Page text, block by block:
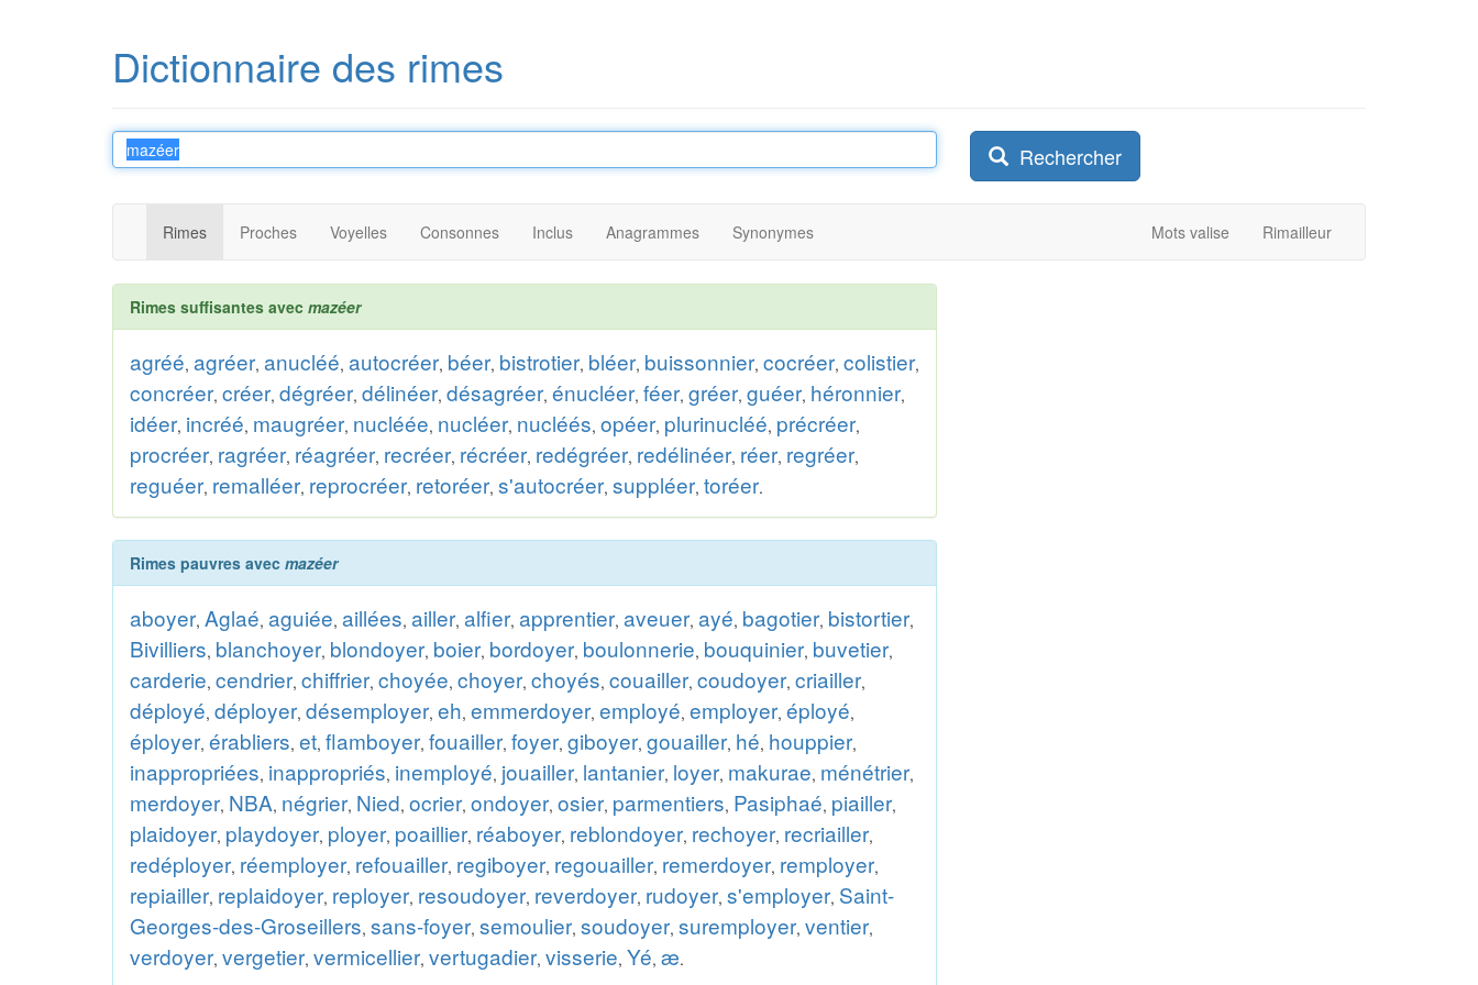
Dictionnaire des rimes
Rechercher
Rimes Proches Voyelles Consonnes Inclus Anagrammes Synonymes Mots valise Rimailleur
Rimes suffisantes avec mazéer
agréé, agréer, anucléé, autocréer, béer, bistrotier, bléer, buissonnier, cocréer, colistier,
concréer, créer, dégréer, délinéer, désagréer, énucléer, féer, gréer, guéer, héronnier,
idéer, incréé, maugréer, nucléée, nucléer, nucléés, opéer, plurinucléé, précréer,
procréer, ragréer, réagréer, recréer, récréer, redégréer, redélinéer, réer, regréer,
reguéer, remalléer, reprocréer, retoréer, s'autocréer, suppléer, toréer.
Rimes pauvres avec mazéer
aboyer, Aglaé, aguiée, aillées, ailler, alfier, apprentier, aveuer, ayé, bagotier, bistortier,
Bivilliers, blanchoyer, blondoyer, boier, bordoyer, boulonnerie, bouquinier, buvetier,
carderie, cendrier, chiffrier, choyée, choyer, choyés, couailler, coudoyer, criailler,
déployé, déployer, désemployer, eh, emmerdoyer, employé, employer, éployé,
éployer, érabliers, et, flamboyer, fouailler, foyer, giboyer, gouailler, hé, houppier,
inappropriées, inappropriés, inemployé, jouailler, lantanier, loyer, makurae, ménétrier,
merdoyer, NBA, négrier, Nied, ocrier, ondoyer, osier, parmentiers, Pasiphaé, piailler,
plaidoyer, playdoyer, ployer, poaillier, réaboyer, reblondoyer, rechoyer, recriailler,
redéployer, réemployer, refouailler, regiboyer, regouailler, remerdoyer, remployer,
repiailler, replaidoyer, reployer, resoudoyer, reverdoyer, rudoyer, s'employer, Saint-
Georges-des-Groseillers, sans-foyer, semoulier, soudoyer, suremployer, ventier,
verdoyer, vergetier, vermicellier, vertugadier, visserie, Yé, æ.